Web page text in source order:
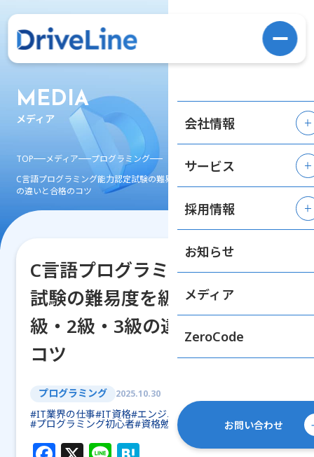
会社情報
サービス
採用情報
お知らせ
メディア
ZeroCode
お問い合わせ
MEDIA
メディア
TOP メディア
プログラミング
C言語プログラミング能力認定試験の難易度を級別に解説！1級・2級・3級
の違いと合格のコツ
C言語プログラミング能力認定
試験の難易度を級別に解説！1
級・2級・3級の違いと合格の
コツ
プログラミング 2025.10.30
#IT業界の仕事#IT資格#エンジニアキャリア
#プログラミング初心者#資格勉強法